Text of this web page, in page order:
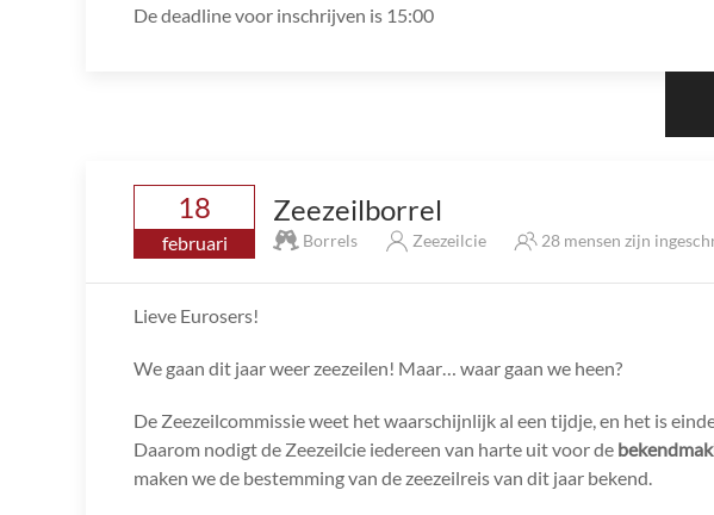
De deadline voor inschrijven is 15:00
18
februari
Zeezeilborrel
Borrels Zeezeilcie 28 mensen zijn
Lieve Eurosers!
We gaan dit jaar weer zeezeilen! Maar… waar gaan we heen?
De Zeezeilcommissie weet het waarschijnlijk al een tijdje, en het is
Daarom nodigt de Zeezeilcie iedereen van harte uit voor de
maken we de bestemming van de zeezeilreis van dit jaar bekend.